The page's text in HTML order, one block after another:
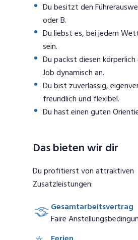
Du besitzt den
oder B.
Du liebst es, bei jedem
sein.
Du packst diesen
Job dynamisch an.
Du bist zuverlässig,
freundlich und flexibel.
Du hast einen guten
Das bieten wir dir
Du profitierst von attraktiven
Zusatzleistungen:
Gesamtarbeitsvertrag
Faire